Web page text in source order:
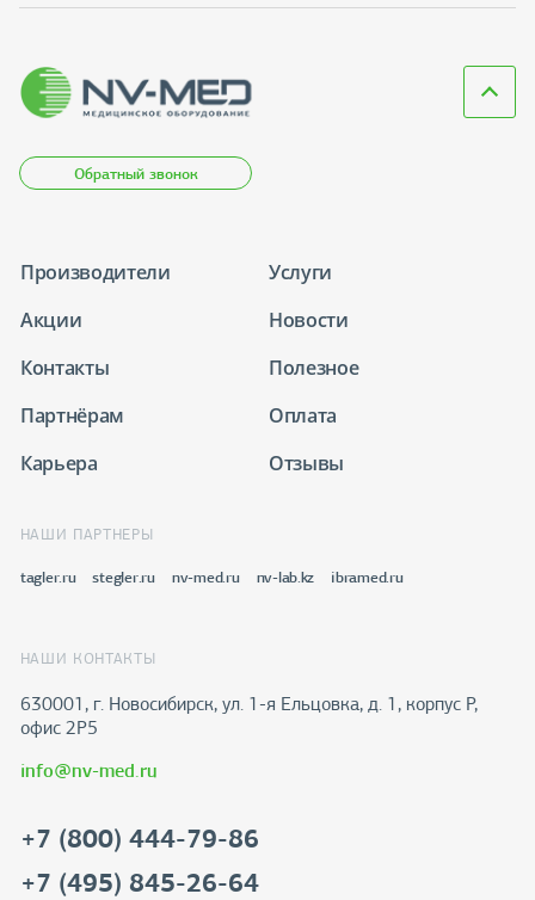
Обратный звонок
Производители
Услуги
Акции
Новости
Контакты
Полезное
Партнёрам
Оплата
Карьера
Отзывы
НАШИ ПАРТНЕРЫ
tagler.ru stegler.ru nv-med.ru nv-lab.kz ibramed.ru
НАШИ КОНТАКТЫ
630001, г. Новосибирск, ул. 1-я Ельцовка, д. 1, корпус Р,
офис 2Р5
info@nv-med.ru
+7 (800) 444-79-86
+7 (495) 845-26-64